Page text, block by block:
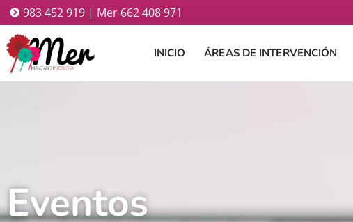
983 452 919 | Mer 662 408 971
INICIO ÁREAS DE INTERVENCIÓN
Eventos